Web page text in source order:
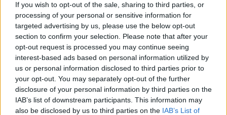
If you wish to opt-out of the sale, sharing to third parties, or
processing of your personal or sensitive information for
targeted advertising by us, please use the below opt-out
section to confirm your selection. Please note that after your
opt-out request is processed you may continue seeing
interest-based ads based on personal information utilized by
us or personal information disclosed to third parties prior to
your opt-out. You may separately opt-out of the further
disclosure of your personal information by third parties on the
IAB’s list of downstream participants. This information may
also be disclosed by us to third parties on the IAB’s List of
OM System lanserar
gratislån av kameror &
objektiv i Sverige
Sony FE 100-400mm F5,6-8
OSS – lätt telezoom för
fågel, sport & natur